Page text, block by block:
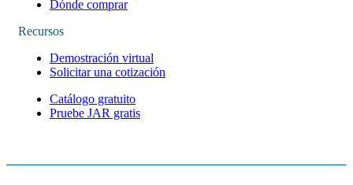
Dónde comprar
Recursos
Demostración virtual
Solicitar una cotización
Catálogo gratuito
Pruebe JAR gratis